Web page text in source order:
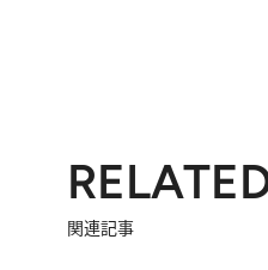
関連記事